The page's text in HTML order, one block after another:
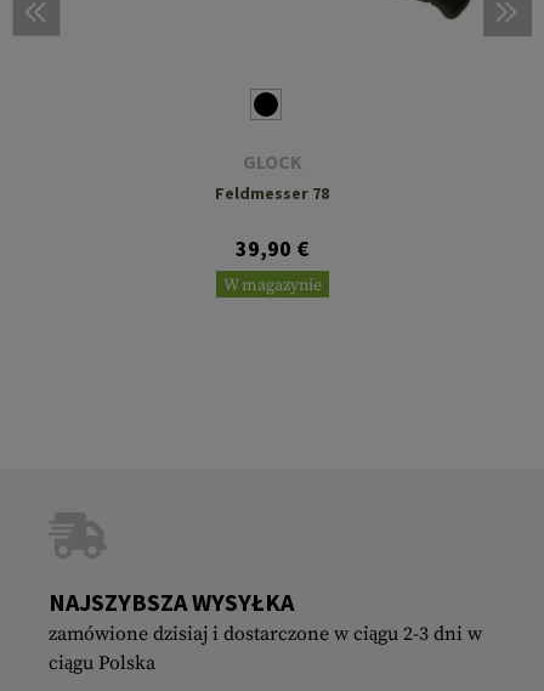
GLOCK
Feldmesser 78
39,90 €
W magazynie
NAJSZYBSZA WYSYŁKA
zamówione dzisiaj i dostarczone w ciągu 2-3 dni w
ciągu Polska